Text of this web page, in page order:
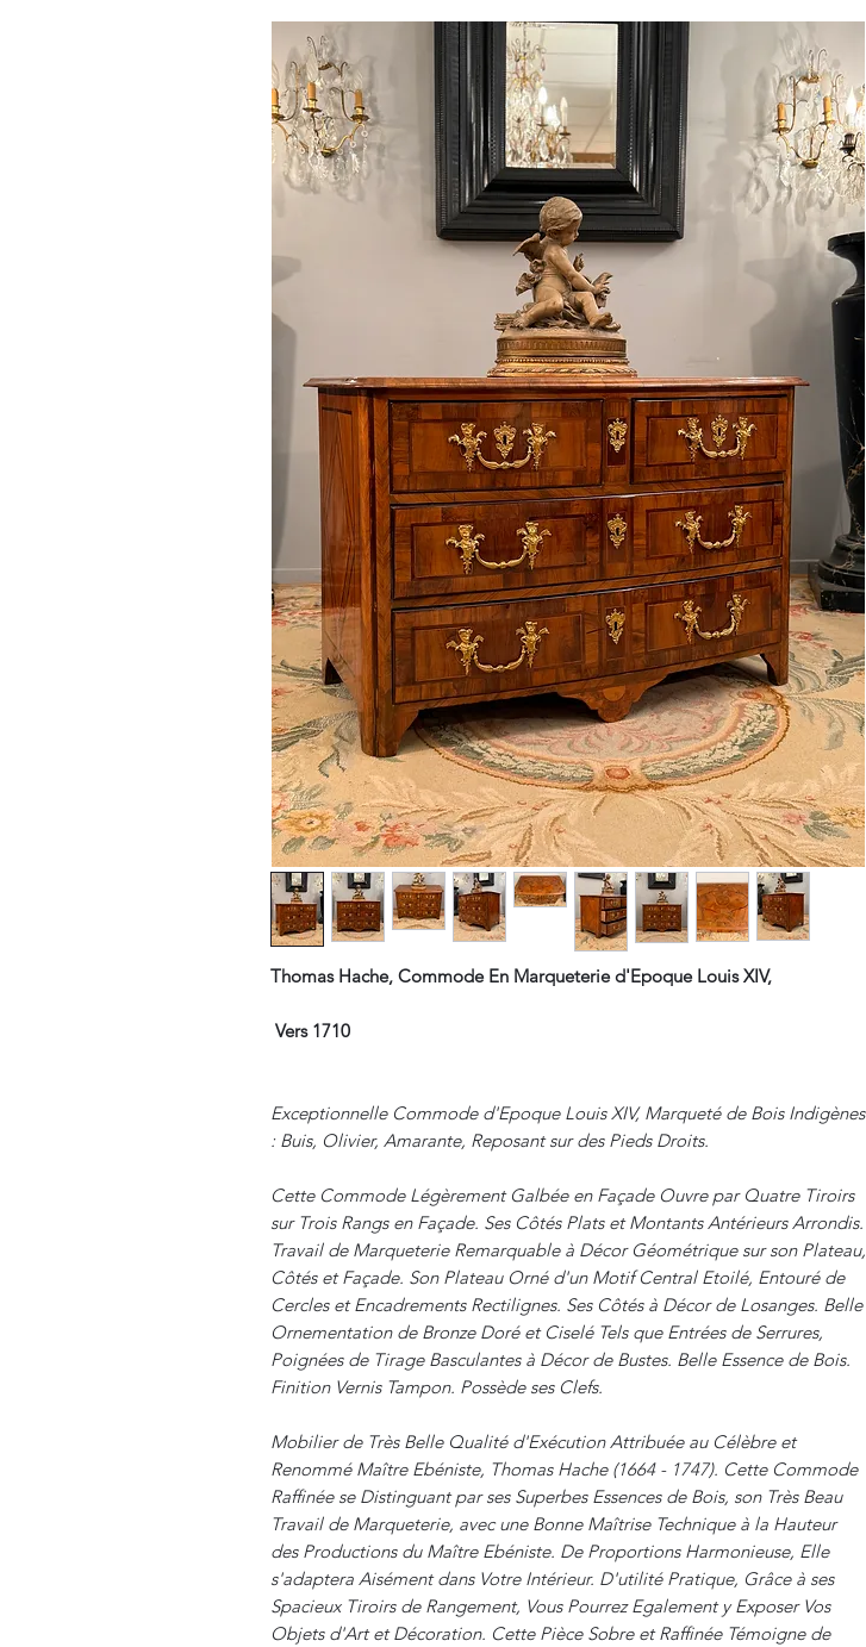
Thomas Hache, Commode En Marqueterie d'Epoque Louis XIV,
Vers 1710
Exceptionnelle Commode d'Epoque Louis XIV, Marqueté de Bois Indigènes
: Buis, Olivier, Amarante, Reposant sur des Pieds Droits.
Cette Commode Légèrement Galbée en Façade Ouvre par Quatre Tiroirs
sur Trois Rangs en Façade. Ses Côtés Plats et Montants Antérieurs Arrondis.
Travail de Marqueterie Remarquable à Décor Géométrique sur son Plateau,
Côtés et Façade. Son Plateau Orné d'un Motif Central Etoilé, Entouré de
Cercles et Encadrements Rectilignes. Ses Côtés à Décor de Losanges. Belle
Ornementation de Bronze Doré et Ciselé Tels que Entrées de Serrures,
Poignées de Tirage Basculantes à Décor de Bustes. Belle Essence de Bois.
Finition Vernis Tampon. Possède ses Clefs.
Mobilier de Très Belle Qualité d'Exécution Attribuée au Célèbre et
Renommé Maître Ebéniste, Thomas Hache (1664 - 1747). Cette Commode
Raffinée se Distinguant par ses Superbes Essences de Bois, son Très Beau
Travail de Marqueterie, avec une Bonne Maîtrise Technique à la Hauteur
des Productions du Maître Ebéniste. De Proportions Harmonieuse, Elle
s'adaptera Aisément dans Votre Intérieur. D'utilité Pratique, Grâce à ses
Spacieux Tiroirs de Rangement, Vous Pourrez Egalement y Exposer Vos
Objets d'Art et Décoration. Cette Pièce Sobre et Raffinée Témoigne de